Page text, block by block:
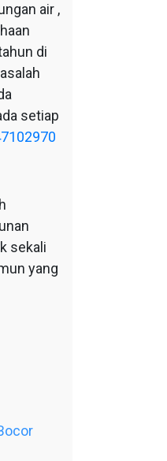
air ,
di
setiap
sekali
yang